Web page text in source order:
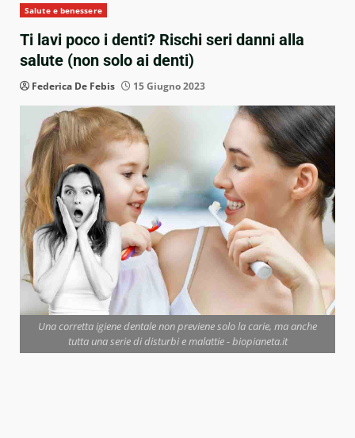
Salute e benessere
Ti lavi poco i denti? Rischi seri danni alla
salute (non solo ai denti)
Federica De Febis 15 Giugno 2023
Una corretta igiene dentale non previene solo la carie, ma anche
tutta una serie di disturbi e malattie - biopianeta.it